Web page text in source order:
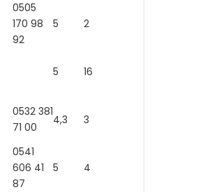
0505
170 98
92
5 2
5 16
0532 381
71 00
4,3 3
0541
606 41
87
5 4